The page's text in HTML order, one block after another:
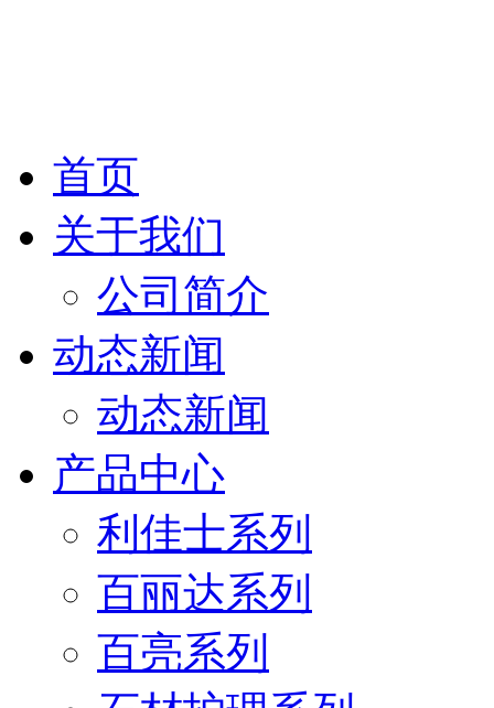
首页
关于我们
公司简介
动态新闻
动态新闻
产品中心
利佳士系列
百丽达系列
百亮系列